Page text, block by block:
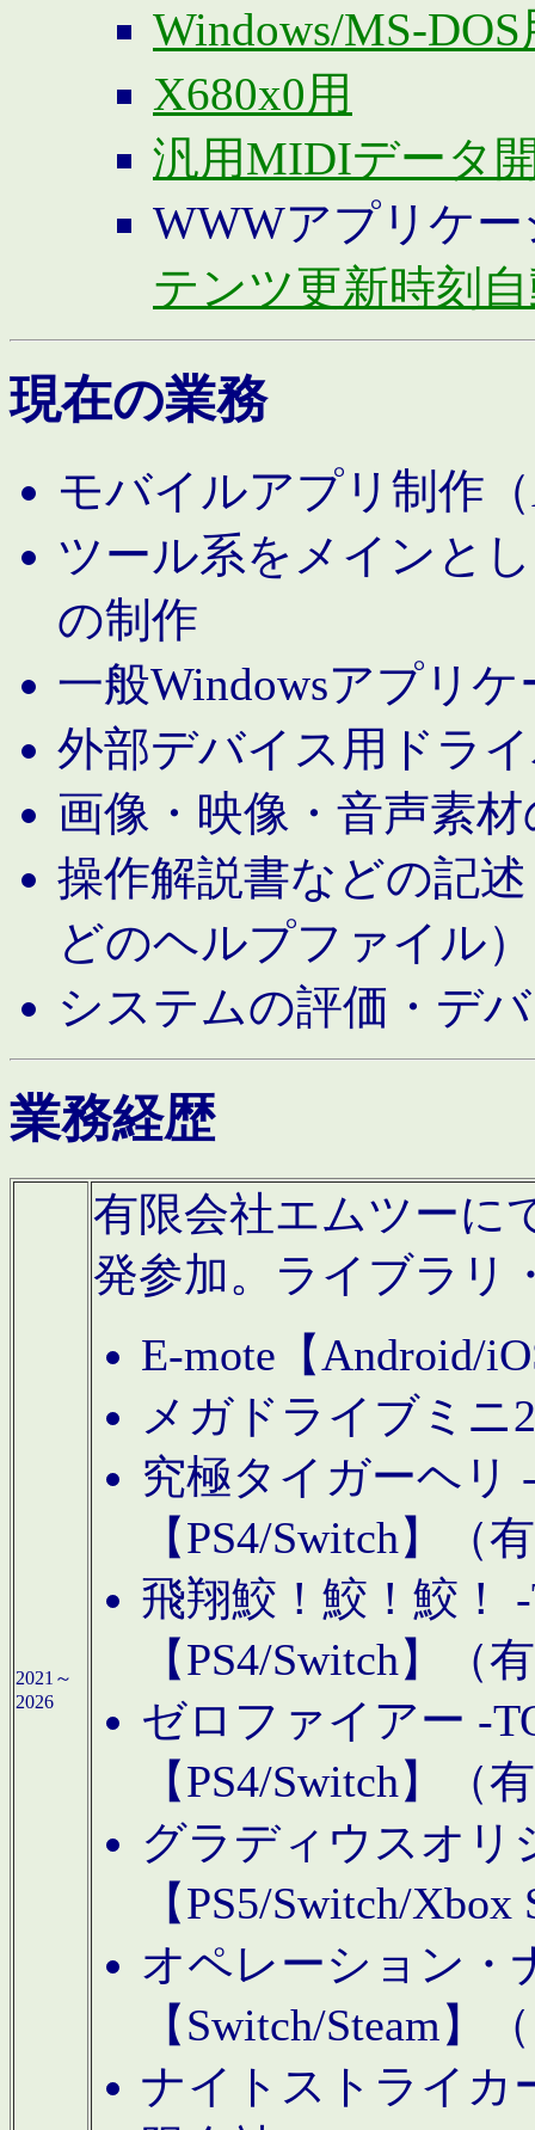
Windows/MS-DOS
X680x0用
汎用MIDIデータ
WWWアプリケ
テンツ更新時刻
現在の業務
モバイルアプリ制作
ツール系をメインと
の制作
一般Windowsアプリ
外部デバイス用ドラ
画像・映像・音声素
操作解説書などの記
どのヘルプファイル）
システムの評価・デ
業務経歴
2021～
2026
有限会社エムツーに
発参加。ライブラリ
E-mote【Android/
メガドライブミニ
究極タイガーヘリ
【PS4/Switch】（
飛翔鮫！鮫！鮫！
【PS4/Switch】（
ゼロファイアー -
【PS4/Switch】（
グラディウスオリ
【PS5/Switch/
オペレーション・
【Switch/Steam】
ナイトストライカ